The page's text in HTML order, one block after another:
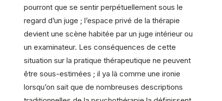
pourront que se sentir perpétuellement sous le
regard d’un juge ; l’espace privé de la thérapie
devient une scène habitée par un juge intérieur ou
un examinateur. Les conséquences de cette
situation sur la pratique thérapeutique ne peuvent
être sous-estimées ; il ya là comme une ironie
lorsqu’on sait que de nombreuses descriptions